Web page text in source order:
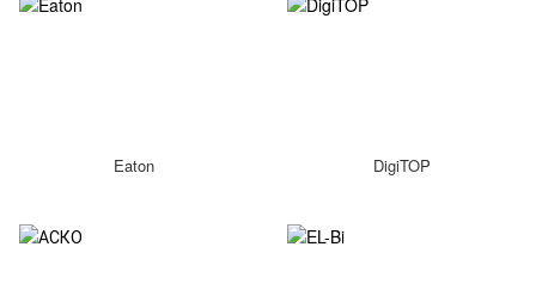
Eaton DigiTOP